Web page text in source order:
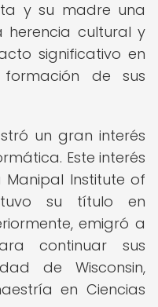
y su madre una
herencia cultural y
significativo en
de sus
un gran interés
Este interés
Manipal Institute of
su título en
emigró a
continuar sus
de Wisconsin,
en Ciencias